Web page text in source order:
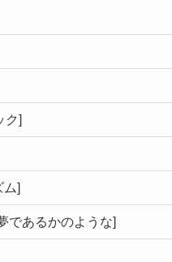
ク]
ム]
であるかのような]